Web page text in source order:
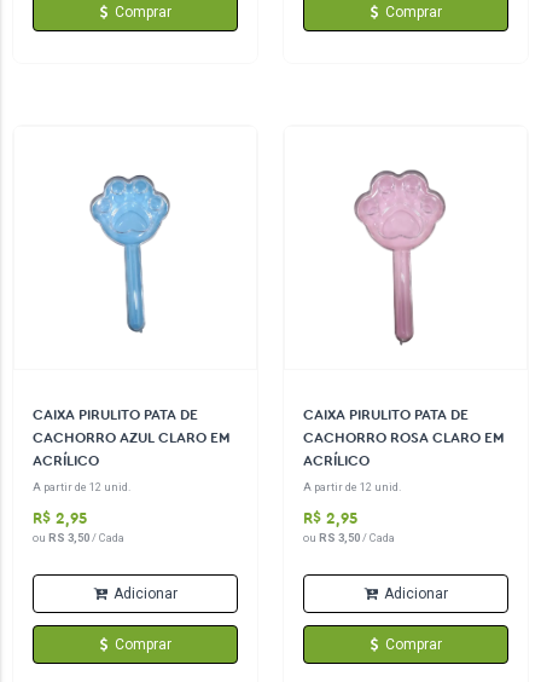
Comprar Comprar
CAIXA PIRULITO PATA DE
CACHORRO AZUL CLARO EM
ACRÍLICO
A partir de 12 unid.
R$ 2,95
ou RS 3,50/ Cada
Adicionar
Comprar
CAIXA PIRULITO PATA DE
CACHORRO ROSA CLARO EM
ACRÍLICO
A partir de 12 unid.
R$ 2,95
ou RS 3,50/ Cada
Adicionar
Comprar